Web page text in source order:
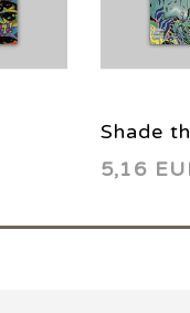
8
Shade
5,16